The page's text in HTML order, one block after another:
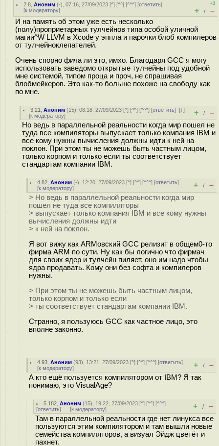
2.8 ,Аноним (-), 07:16, 27/09/2023 [^] [^^] [^^^] [ответить]
[к модератору]
+3
+ / –
И на память об этом уже есть несколько
(полу)проприетарных тулчейнов типа особой уличной
магии^W LLVM в Xcode у эппла и парочки блоб компилеров
от тулчейноклепателей.
Очень спорно фича ли это, имхо. Благодаря GCC я могу
использовать заведомо открытые тулчейны под удобной
мне системой, типом проца и проч, не спрашивая
блобмейкеров. Это как-то больше похоже на свободу как
по мне.
3.21 ,Аноним (15), 08:18, 27/09/2023 [^] [^^] [^^^] [ответить][↓]
[к модератору] + / –
Но ведь в параллельной реальности когда мир пошел не
туда все компиляторы выпускает только компания IBM и
все кому нужны вычисления должны идти к ней на
поклон. При этом ты не можешь быть частным лицом,
только корпом и только если ты соответствует
стандартам компании IBM.
4.82 ,Аноним (-), 12:20, 27/09/2023 [^] [^^] [^^^] [ответить]
[к модератору] + / –
> Но ведь в параллельной реальности когда мир
пошел не туда все компиляторы
> выпускает только компания IBM и все кому нужны
вычисления должны идти
> к ней на поклон.
Я вот вижу как ARMовский GCC релизит в общем0-то
фирма ARM по сути. Ну как бы логично что фирмач
для своих ядер и тулчейн пиляет, оно им надо чтобы
ядра продавать. Кому они без софта и компилеров
нужны.
> При этом ты не можешь быть частным лицом,
только корпом и только если
> ты соответствует стандартам компании IBM.
Странно, я пользуюсь GCC как частное лицо, это
вполне законно.
4.93 ,Аноним (93), 13:21, 27/09/2023 [^] [^^] [^^^] [ответить]
[к модератору] + / –
А кто ещё пользуется компилятором от IBM? Я так
понимаю, это VisualAge?
5.182 ,Аноним (15), 19:22, 27/09/2023 [^] [^^] [^^^]
[ответить] [к модератору] + / –
Там в параллельной реальности где нет линукса все
пользуются этим компилятором и там вышли новые
семейства компиляторов, а визуал Эйдж цветёт и
пахнет.